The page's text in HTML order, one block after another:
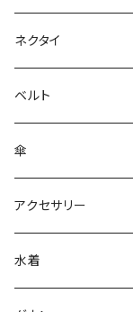
ネクタイ
ベルト
傘
アクセサリー
水着